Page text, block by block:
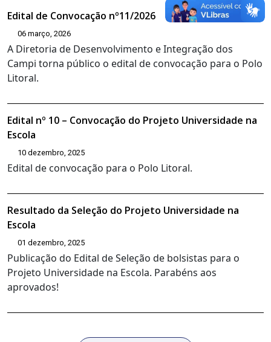
Edital de Convocação nº11/2026
06 março, 2026
A Diretoria de Desenvolvimento e Integração dos
Campi torna público o edital de convocação para o Polo
Litoral.
Edital nº 10 – Convocação do Projeto Universidade na
Escola
10 dezembro, 2025
Edital de convocação para o Polo Litoral.
Resultado da Seleção do Projeto Universidade na
Escola
01 dezembro, 2025
Publicação do Edital de Seleção de bolsistas para o
Projeto Universidade na Escola. Parabéns aos
aprovados!